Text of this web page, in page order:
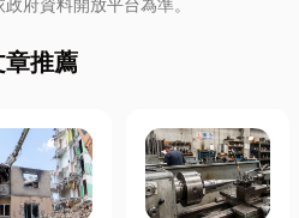
府資料開放平台為準。
章推薦